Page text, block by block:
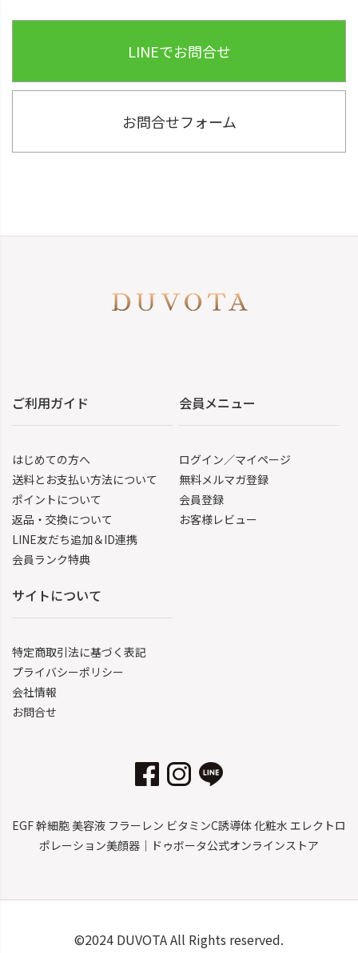
LINEでお問合せ
お問合せフォーム
ご利用ガイド
はじめての方へ
送料とお支払い方法について
ポイントについて
返品・交換について
LINE友だち追加＆ID連携
会員ランク特典
会員メニュー
ログイン／マイページ
無料メルマガ登録
会員登録
お客様レビュー
サイトについて
特定商取引法に基づく表記
プライバシーポリシー
会社情報
お問合せ
EGF 幹細胞 美容液 フラーレン ビタミンC誘導体 化粧水 エレクトロ
ポレーション美顔器｜ドゥボータ公式オンラインストア
©2024 DUVOTA All Rights reserved.